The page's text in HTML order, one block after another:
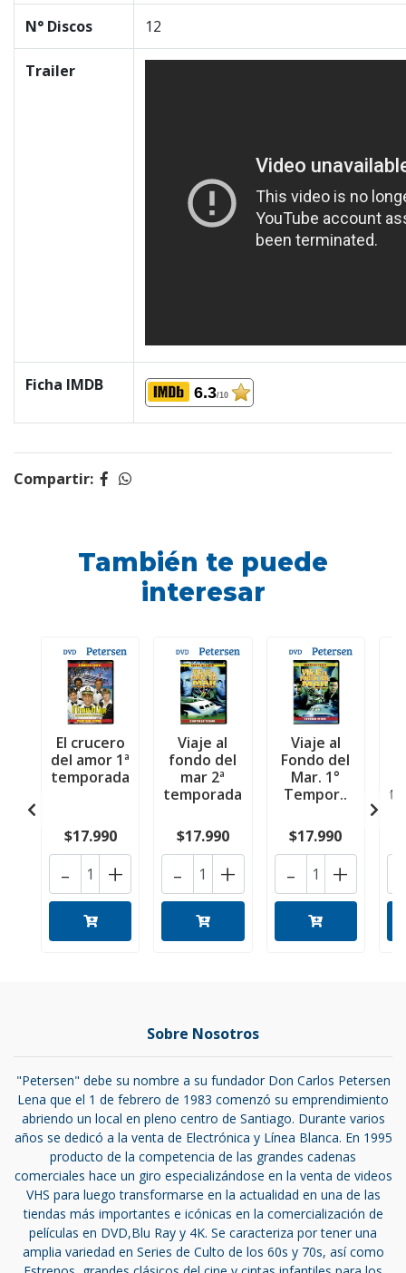
N° Discos 12
Trailer
Ficha IMDB 6.3/10
Compartir:
También te puede
interesar
El crucero
del amor 1ª
temporada
$17.990
+
-
Viaje al
fondo del
mar 2ª
temporada
$17.990
+
-
Viaje al
Fondo del
Mar. 1°
Tempor..
$17.990
+
-
Sobre Nosotros
"Petersen" debe su nombre a su fundador Don Carlos Petersen
Lena que el 1 de febrero de 1983 comenzó su emprendimiento
abriendo un local en pleno centro de Santiago. Durante varios
años se dedicó a la venta de Electrónica y Línea Blanca. En 1995
producto de la competencia de las grandes cadenas
comerciales hace un giro especializándose en la venta de videos
VHS para luego transformarse en la actualidad en una de las
tiendas más importantes e icónicas en la comercialización de
películas en DVD,Blu Ray y 4K. Se caracteriza por tener una
amplia variedad en Series de Culto de los 60s y 70s, así como